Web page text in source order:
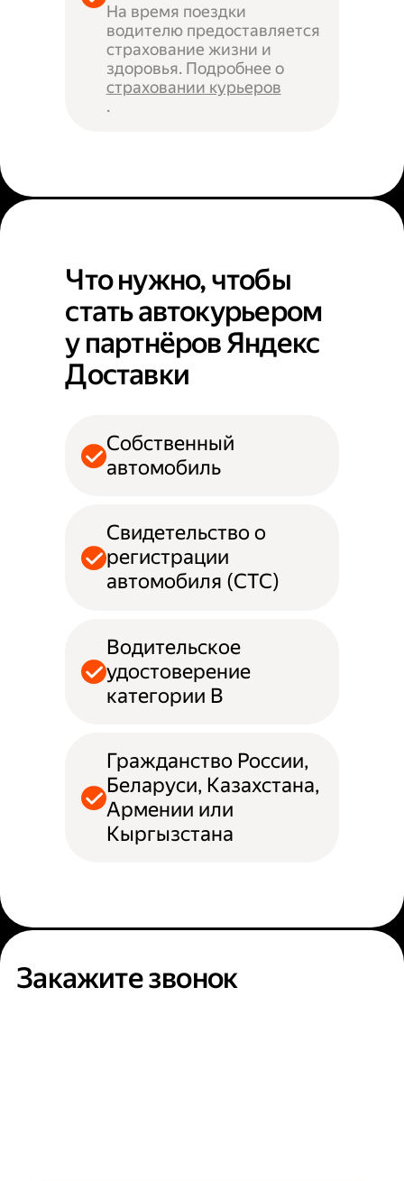
На время поездки
водителю предоставляется
страхование жизни и
здоровья. Подробнее о
страховании курьеров
.
Что нужно, чтобы
стать автокурьером
у партнёров Яндекс
Доставки
Собственный
автомобиль
Свидетельство о
регистрации
автомобиля (СТС)
Водительское
удостоверение
категории B
Гражданство России,
Беларуси, Казахстана,
Армении или
Кыргызстана
Закажите звонок